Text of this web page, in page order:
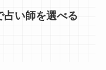
占い師を選べる